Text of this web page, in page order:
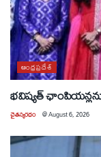
ఆంధ్రప్రదేశ్
భవిష్యత్
చైతన్యరధం @August 6, 2026